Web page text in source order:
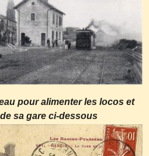
pour alimenter les locos et
sa gare ci-dessous